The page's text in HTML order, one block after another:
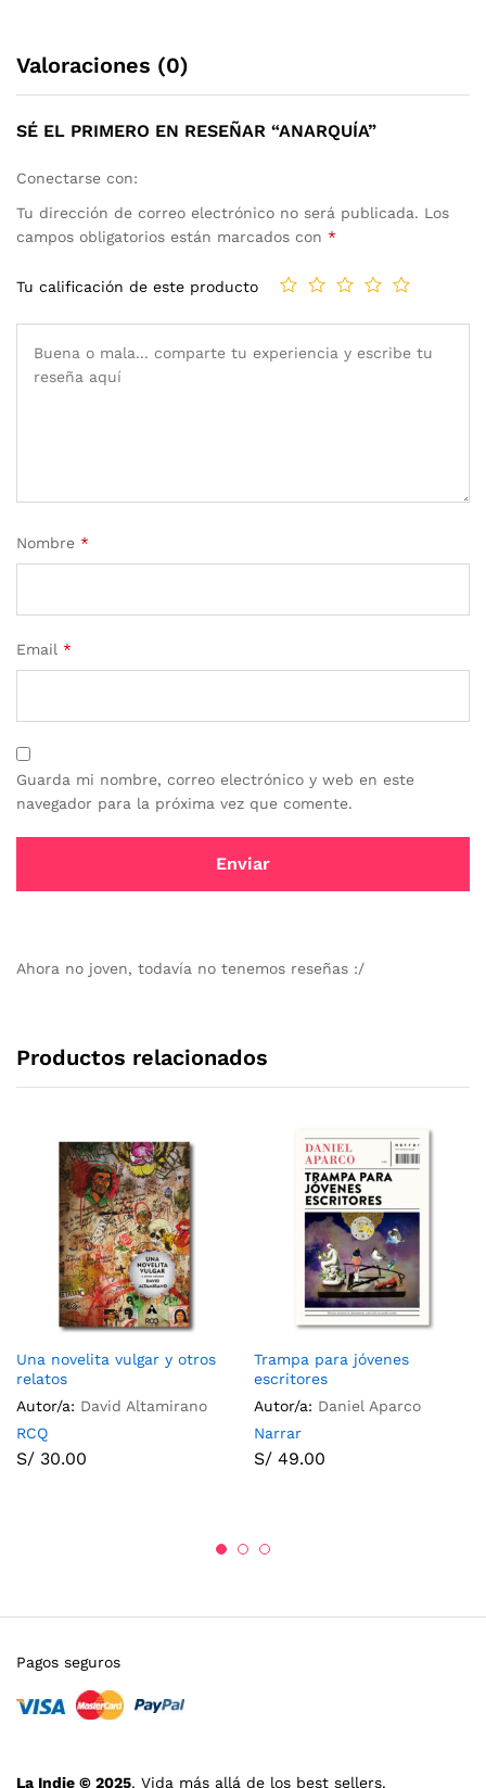
Valoraciones (0)
SÉ EL PRIMERO EN RESEÑAR “ANARQUÍA”
Conectarse con:
Tu dirección de correo electrónico no será publicada. Los
campos obligatorios están marcados con *
Tu calificación de este producto
Nombre *
Email *
Guarda mi nombre, correo electrónico y web en este
navegador para la próxima vez que comente.
Ahora no joven, todavía no tenemos reseñas :/
Productos relacionados
Una novelita vulgar y otros
relatos
Autor/a: David Altamirano
RCQ
S/ 30.00
Trampa para jóvenes
escritores
Autor/a: Daniel Aparco
Narrar
S/ 49.00
La Indie © 2025. Vida más allá de los best sellers.
Pagos seguros